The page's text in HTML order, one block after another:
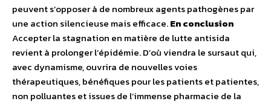
peuvent s’opposer à de nombreux agents pathogènes par
une action silencieuse mais efficace.En conclusion
Accepter la stagnation en matière de lutte antisida
revient à prolonger l’épidémie. D’où viendra le sursaut qui,
avec dynamisme, ouvrira de nouvelles voies
thérapeutiques, bénéfiques pour les patients et patientes,
non polluantes et issues de l’immense pharmacie de la